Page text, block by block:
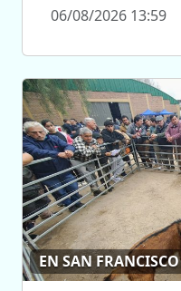
06/08/2026 13:59
EN SAN FRANCISCO